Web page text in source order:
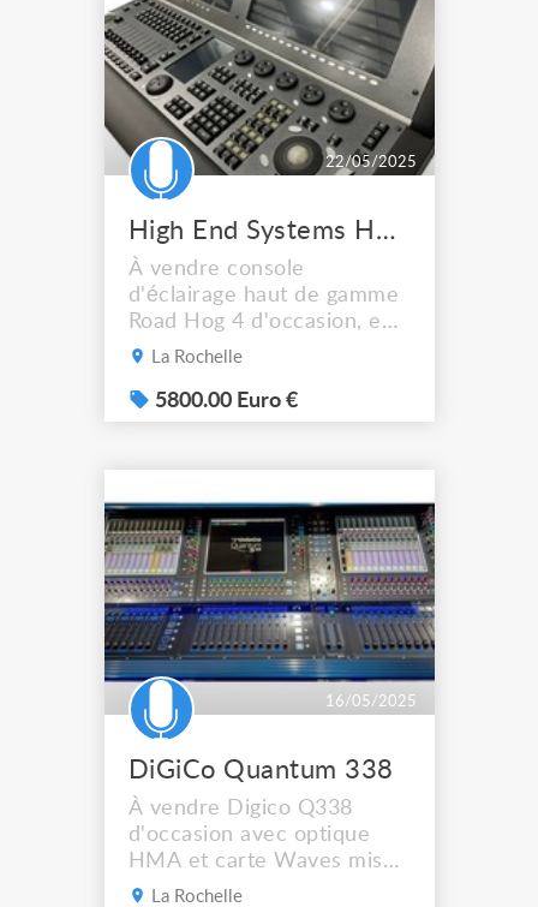
22/05/2025
High End Systems Hog 4 Console
À vendre console
d'éclairage haut de gamme
Road Hog 4 d'occasion, en
parfait état. Livrée avec
bureau et housse de
protection.
La Rochelle
5800.00 Euro €
16/05/2025
DiGiCo Quantum 338
À vendre Digico Q338
d'occasion avec optique
HMA et carte Waves mise
à jour vers la version Pulse
La Rochelle